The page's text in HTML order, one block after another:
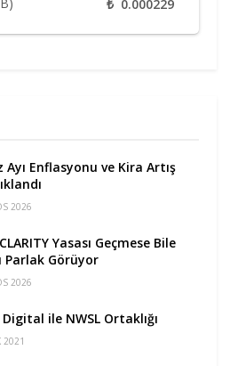
₺ 0.000229
Enflasyonu ve Kira Artış
2026
Yasası Geçmese Bile
Parlak Görüyor
2026
ile NWSL Ortaklığı
2021